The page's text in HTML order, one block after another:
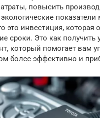
повысить
показатели
это инвестиция, которая
сроки. Это как получить
который помогает вам
более эффективно и